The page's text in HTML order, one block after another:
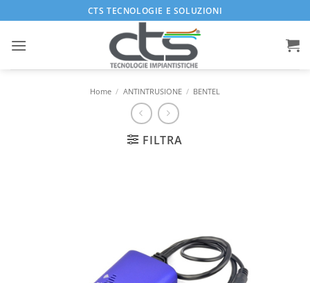
ai
contenuti
CTS TECNOLOGIE E SOLUZIONI
Home / ANTINTRUSIONE / BENTEL
FILTRA